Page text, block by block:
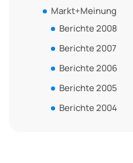
Markt+Meinung
Berichte 2008
Berichte 2007
Berichte 2006
Berichte 2005
Berichte 2004